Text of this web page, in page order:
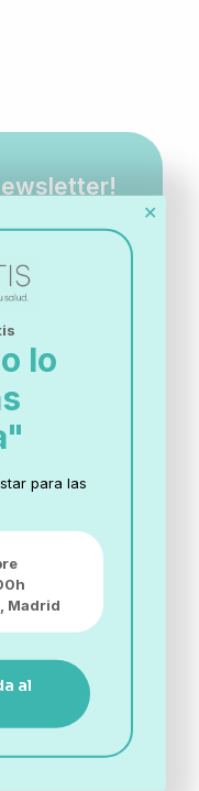
esta casilla
sobre
noticias y
✕
lo
para las
Madrid
al